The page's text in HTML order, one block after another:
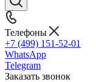
Телефоны
+7 (499) 151-52-01
WhatsApp
Telegram
Заказать звонок